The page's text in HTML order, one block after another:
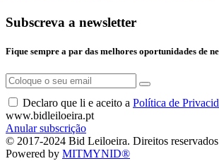
Subscreva a newsletter
Fique sempre a par das melhores oportunidades de
Declaro que li e aceito a Política de
www.bidleiloeira.pt
Anular subscrição
© 2017-2024 Bid Leiloeira. Direitos
Powered by MITMYNID®